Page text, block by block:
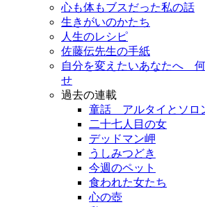
心も体もブスだった私の話
生きがいのかたち
人生のレシピ
佐藤伝先生の手紙
自分を変えたいあなたへ
せ
過去の連載
童話 アルタイとソロ
二十七人目の女
デッドマン岬
うしみつどき
今週のペット
食われた女たち
心の壺